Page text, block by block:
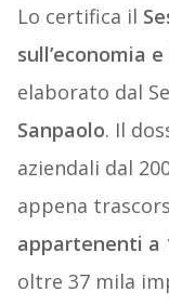
Lo certifica il
sull’economia
elaborato dal
Sanpaolo. Il
aziendali dal
appena
appartenenti a
oltre 37 mila